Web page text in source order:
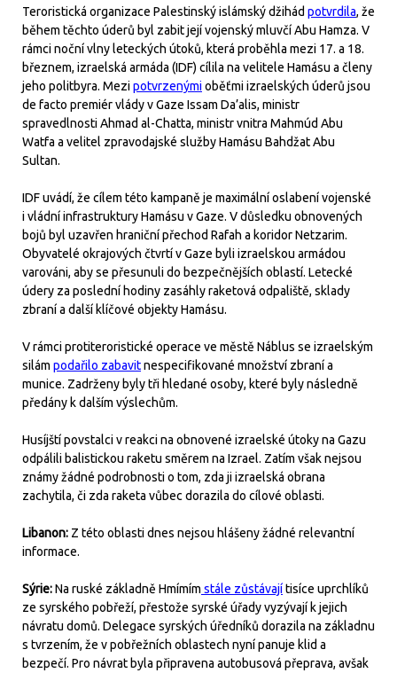
Teroristická organizace Palestinský islámský džihád potvrdila, že
během těchto úderů byl zabit její vojenský mluvčí Abu Hamza. V
rámci noční vlny leteckých útoků, která proběhla mezi 17. a 18.
březnem, izraelská armáda (IDF) cílila na velitele Hamásu a členy
jeho politbyra. Mezipotvrzenýmioběťmi izraelských úderů jsou
de facto premiér vlády v Gaze Issam Da’alis, ministr
spravedlnosti Ahmad al-Chatta, ministr vnitra Mahmúd Abu
Watfa a velitel zpravodajské služby Hamásu Bahdžat Abu
Sultan.
IDF uvádí, že cílem této kampaně je maximální oslabení vojenské
i vládní infrastruktury Hamásu v Gaze. V důsledku obnovených
bojů byl uzavřen hraniční přechod Rafah a koridor Netzarim.
Obyvatelé okrajových čtvrtí v Gaze byli izraelskou armádou
varováni, aby se přesunuli do bezpečnějších oblastí. Letecké
údery za poslední hodiny zasáhly raketová odpaliště, sklady
zbraní a další klíčové objekty Hamásu.
V rámci protiteroristické operace ve městě Náblus se izraelským
silám podařilo zabavitnespecifikované množství zbraní a
munice. Zadrženy byly tři hledané osoby, které byly následně
předány k dalším výslechům.
Husíjští povstalci v reakci na obnovené izraelské útoky na Gazu
odpálili balistickou raketu směrem na Izrael. Zatím však nejsou
známy žádné podrobnosti o tom, zda ji izraelská obrana
zachytila, či zda raketa vůbec dorazila do cílové oblasti.
Libanon: Z této oblasti dnes nejsou hlášeny žádné relevantní
informace.
Sýrie:Na ruské základně Hmímím stále zůstávajítisíce uprchlíků
ze syrského pobřeží, přestože syrské úřady vyzývají k jejich
návratu domů. Delegace syrských úředníků dorazila na základnu
s tvrzením, že v pobřežních oblastech nyní panuje klid a
bezpečí. Pro návrat byla připravena autobusová přeprava, avšak